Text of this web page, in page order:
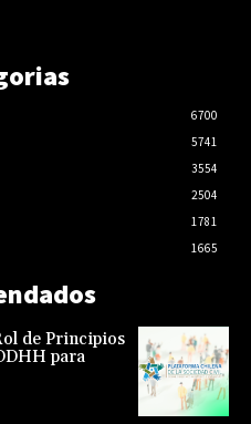
6700
5741
3554
2504
1781
1665
de Principios
para